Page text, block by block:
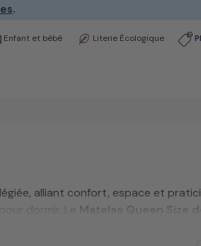
.
Enfant et bébé Literie Écologique
alliant confort, espace et
dormir. Le Matelas Queen Size